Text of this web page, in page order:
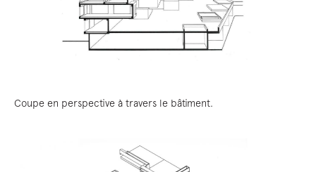
Coupe en perspective à travers le bâtiment.